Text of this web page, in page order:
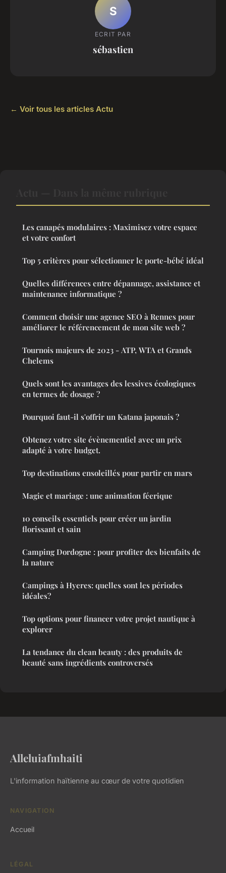
S
ECRIT PAR
sébastien
← Voir tous les articles Actu
Les canapés modulaires : Maximisez votre espace
et votre confort
Top 5 critères pour sélectionner le porte-bébé idéal
Quelles différences entre dépannage, assistance et
maintenance informatique ?
Comment choisir une agence SEO à Rennes pour
améliorer le référencement de mon site web ?
Tournois majeurs de 2023 - ATP, WTA et Grands
Chelems
Quels sont les avantages des lessives écologiques
en termes de dosage ?
Pourquoi faut-il s'offrir un Katana japonais ?
Obtenez votre site évènementiel avec un prix
adapté à votre budget.
Top destinations ensoleillés pour partir en mars
Magie et mariage : une animation féerique
10 conseils essentiels pour créer un jardin
florissant et sain
Camping Dordogne : pour profiter des bienfaits de
la nature
Campings à Hyeres: quelles sont les périodes
idéales?
Top options pour financer votre projet nautique à
explorer
La tendance du clean beauty : des produits de
beauté sans ingrédients controversés
Alleluiafmhaiti
L'information haïtienne au cœur de votre quotidien
NAVIGATION
Accueil
LÉGAL